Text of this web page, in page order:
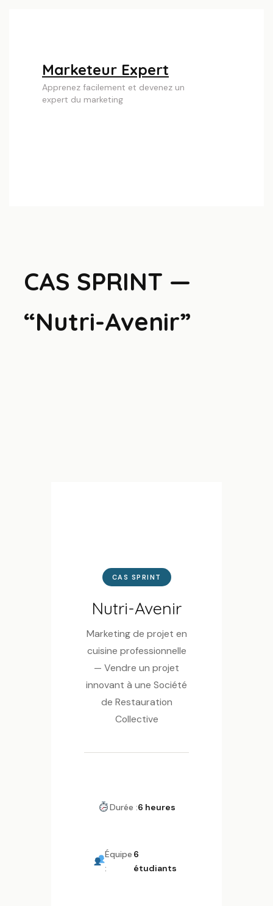
Marketeur Expert
Apprenez facilement et devenez un
expert du marketing
CAS SPRINT —
“Nutri-Avenir”
CAS SPRINT
Nutri-Avenir
Marketing de projet en
cuisine professionnelle
— Vendre un projet
innovant à une Société
de Restauration
Collective
Durée :6 heures
Équipe
:
6
étudiants